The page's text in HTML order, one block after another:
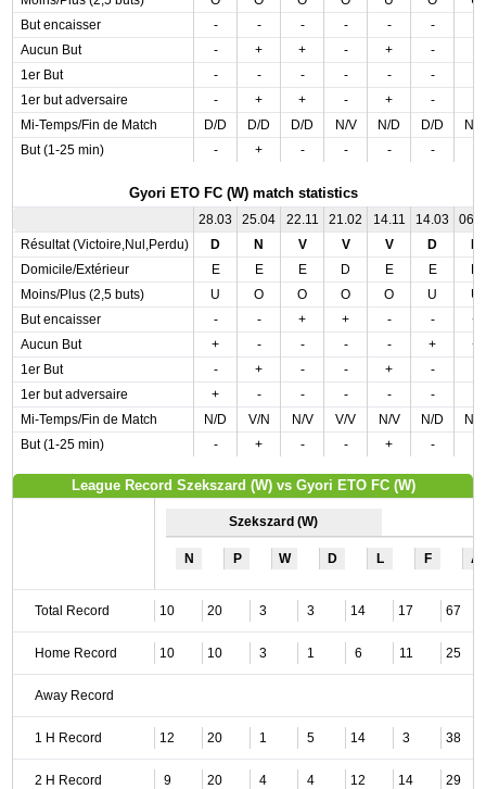
But encaisser
- - - - - -
Aucun But
- + + - + -
1er But
- - - - - -
1er but adversaire
- + + - + -
Mi-Temps/Fin de Match
D/D D/D D/D N/V N/D D/D
N/
But (1-25 min)
- + - - - -
Gyori ETO FC (W) match statistics
28.03 25.04 22.11 21.02 14.11 14.03
Résultat (Victoire,Nul,Perdu)
D N V V V D
Domicile/Extérieur
E E E D E E
Moins/Plus (2,5 buts)
U O O O O U
U
But encaisser
- - + + - -
+
Aucun But
+ - - - - +
+
1er But
- + - - + -
1er but adversaire
+ - - - - -
Mi-Temps/Fin de Match
N/D V/N N/V V/V N/V N/D
N/
But (1-25 min)
- + - - + -
League Record Szekszard (W) vs Gyori ETO FC (W)
Szekszard (W)
N P W D L F A
Total Record 10 20 3 3 14 17 67
Home Record 10 10 3 1 6 11 25
Away Record
1 H Record 12 20 1 5 14 3 38
2 H Record 9 20 4 4 12 14 29